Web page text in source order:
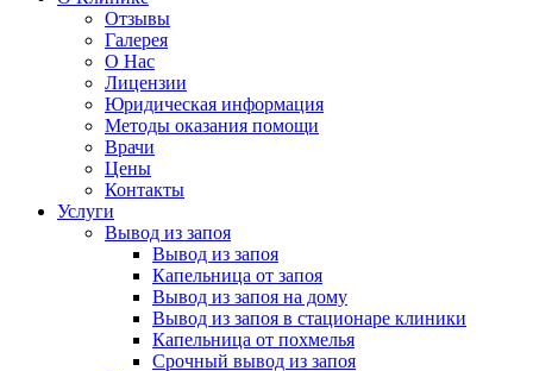
Отзывы
Галерея
О Нас
Лицензии
Юридическая информация
Методы оказания помощи
Врачи
Цены
Контакты
Услуги
Вывод из запоя
Вывод из запоя
Капельница от запоя
Вывод из запоя на дому
Вывод из запоя в стационаре клиники
Капельница от похмелья
Срочный вывод из запоя